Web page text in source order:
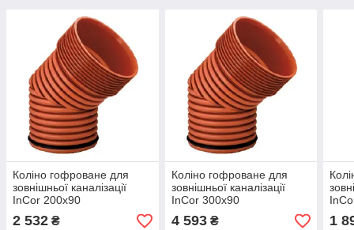
Коліно гофроване для
зовнішньої каналізації
InCor 200х90
2 532 ₴
Коліно гофроване для
зовнішньої каналізації
InCor 300х90
4 593₴ 1